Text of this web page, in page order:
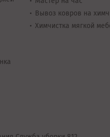
Вывоз ковров на
Химчистка мягкой